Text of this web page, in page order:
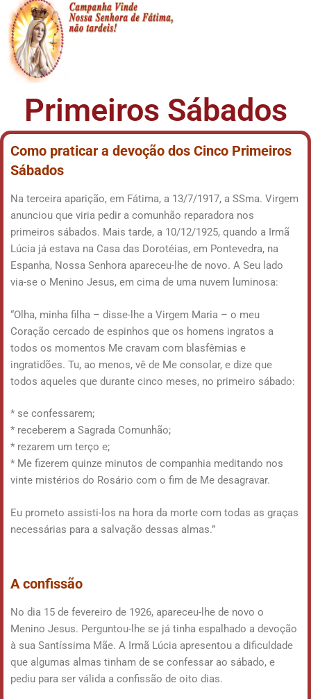
Primeiros Sábados
Como praticar a devoção dos Cinco Primeiros
Sábados
Na terceira aparição, em Fátima, a 13/7/1917, a SSma. Virgem
anunciou que viria pedir a comunhão reparadora nos
primeiros sábados. Mais tarde, a 10/12/1925, quando a Irmã
Lúcia já estava na Casa das Dorotéias, em Pontevedra, na
Espanha, Nossa Senhora apareceu-lhe de novo. A Seu lado
via-se o Menino Jesus, em cima de uma nuvem luminosa:
“Olha, minha filha – disse-lhe a Virgem Maria – o meu
Coração cercado de espinhos que os homens ingratos a
todos os momentos Me cravam com blasfêmias e
ingratidões. Tu, ao menos, vê de Me consolar, e dize que
todos aqueles que durante cinco meses, no primeiro sábado:
* se confessarem;
* receberem a Sagrada Comunhão;
* rezarem um terço e;
* Me fizerem quinze minutos de companhia meditando nos
vinte mistérios do Rosário com o fim de Me desagravar.
Eu prometo assisti-los na hora da morte com todas as graças
necessárias para a salvação dessas almas.”
A confissão
No dia 15 de fevereiro de 1926, apareceu-lhe de novo o
Menino Jesus. Perguntou-lhe se já tinha espalhado a devoção
à sua Santíssima Mãe. A Irmã Lúcia apresentou a dificuldade
que algumas almas tinham de se confessar ao sábado, e
pediu para ser válida a confissão de oito dias.